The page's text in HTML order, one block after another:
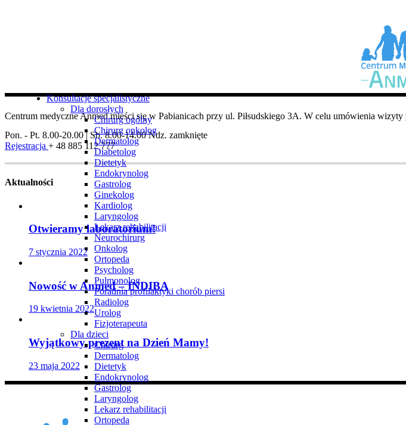
Centrum medyczne Anmed mieści się w Pabianicach przy ul. Piłsudskiego 3A. W celu umówienia
Pon. - Pt. 8.00-20.00 | Sb. 8.00-14.00 Ndz. zamknięte
Rejestracja + 48 885 112 777
Aktualności
Otwieramy laboratorium!
7 stycznia 2022
Nowość w Anmed – INDIBA
19 kwietnia 2022
Wyjątkowy prezent na Dzień Mamy!
23 maja 2022
Konsultacje specjalistyczne
Dla dorosłych
Chirurg ogólny
Chirurg onkolog
Dermatolog
Diabetolog
Dietetyk
Endokrynolog
Gastrolog
Ginekolog
Kardiolog
Laryngolog
Lekarz rehabilitacji
Neurochirurg
Onkolog
Ortopeda
Psycholog
Pulmonolog
Poradnia profilaktyki chorób piersi
Radiolog
Urolog
Fizjoterapeuta
Dla dzieci
Chirurg
Dermatolog
Dietetyk
Endokrynolog
Gastrolog
Laryngolog
Lekarz rehabilitacji
Ortopeda